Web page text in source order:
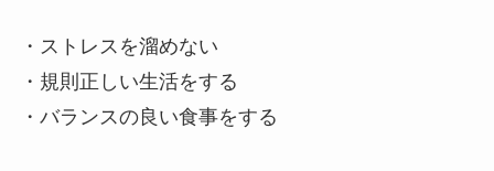
・ストレスを溜めない
・規則正しい生活をする
・バランスの良い食事をする